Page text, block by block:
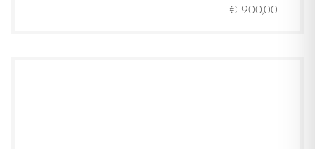
€ 900,00